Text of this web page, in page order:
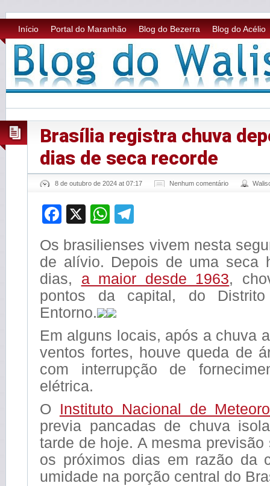
Início Portal do Maranhão Blog do Bezerra Blog do Acélio
Brasília registra chuva
dias de seca recorde
8 de outubro de 2024 at 07:17 Nenhum comentário
Facebook
X WhatsApp
Os brasilienses vivem nesta
de alívio. Depois de uma seca
dias, a maior desde 1963,
pontos da capital, do
Entorno.
Em alguns locais, após a chuva
ventos fortes, houve queda de
com interrupção de
elétrica.
O Instituto Nacional de
previa pancadas de chuva
tarde de hoje. A mesma previsão
os próximos dias em razão da
umidade na porção central do